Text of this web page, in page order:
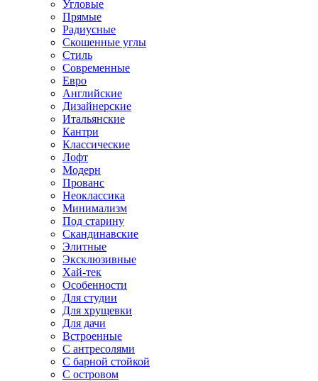
Угловые
Прямые
Радиусные
Скошенные углы
Стиль
Современные
Евро
Английские
Дизайнерские
Итальянские
Кантри
Классические
Лофт
Модерн
Прованс
Неоклассика
Минимализм
Под старину
Скандинавские
Элитные
Эксклюзивные
Хай-тек
Особенности
Для студии
Для хрущевки
Для дачи
Встроенные
С антресолями
С барной стойкой
С островом